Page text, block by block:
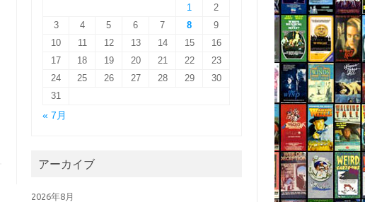
1
2
3
4 5 6 7 8
9
10
11 12 13 14 15
16
17
18 19 20 21 22
23
24
25 26 27 28 29
30
31
« 7月
アーカイブ
2026年8月